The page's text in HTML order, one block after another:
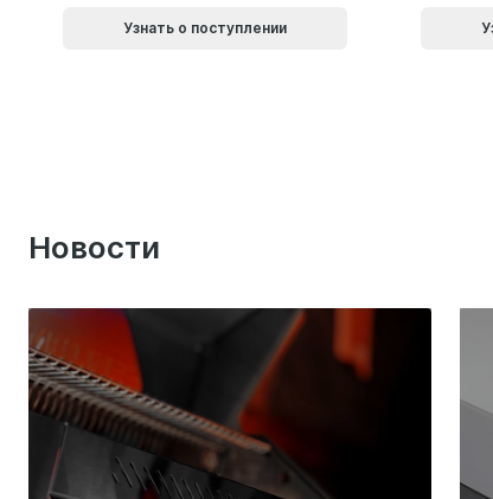
Узнать о поступлении
Новости